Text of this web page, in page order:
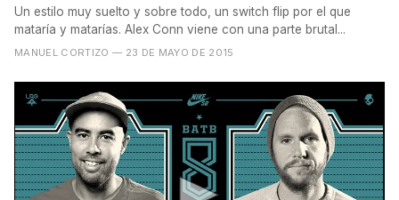
Un estilo muy suelto y sobre todo, un switch flip por el que
mataría y matarías. Alex Conn viene con una parte brutal...
MANUEL CORTIZO — 23 DE MAYO DE 2015